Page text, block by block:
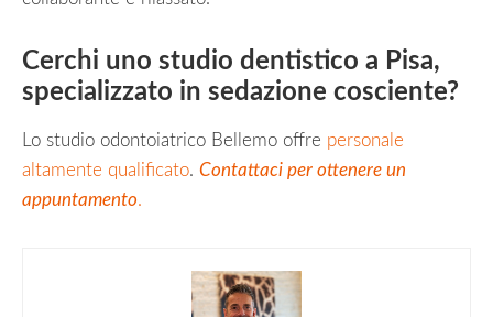
Cerchi uno studio dentistico a Pisa,
specializzato in sedazione cosciente?
Lo studio odontoiatrico Bellemo offre personale
altamente qualificato. Contattaci per ottenere un
appuntamento.